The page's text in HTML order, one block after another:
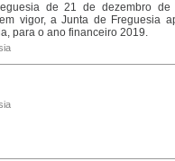
de 21 de dezembro de
vigor, a Junta de Freguesia
para o ano financeiro 2019.